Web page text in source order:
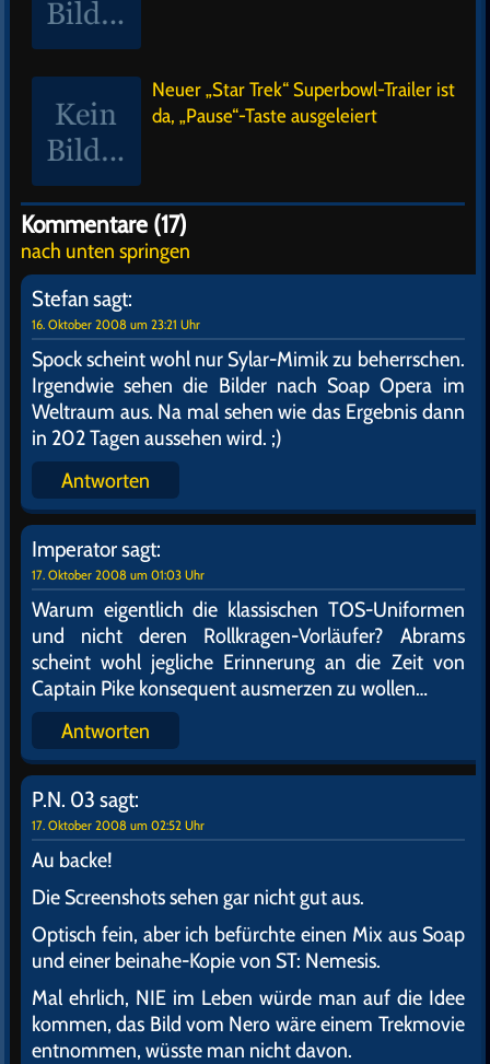
Neuer „Star Trek“ Superbowl-Trailer ist
da, „Pause“-Taste ausgeleiert
Kommentare (17)
nach unten springen
Stefansagt:
16. Oktober 2008 um 23:21 Uhr
Spock scheint wohl nur Sylar-Mimik zu beherrschen.
Irgendwie sehen die Bilder nach Soap Opera im
Weltraum aus. Na mal sehen wie das Ergebnis dann
in 202 Tagen aussehen wird. ;)
Antworten
Imperatorsagt:
17. Oktober 2008 um 01:03 Uhr
Warum eigentlich die klassischen TOS-Uniformen
und nicht deren Rollkragen-Vorläufer? Abrams
scheint wohl jegliche Erinnerung an die Zeit von
Captain Pike konsequent ausmerzen zu wollen…
Antworten
P.N. 03 sagt:
17. Oktober 2008 um 02:52 Uhr
Au backe!
Die Screenshots sehen gar nicht gut aus.
Optisch fein, aber ich befürchte einen Mix aus Soap
und einer beinahe-Kopie von ST: Nemesis.
Mal ehrlich, NIE im Leben würde man auf die Idee
kommen, das Bild vom Nero wäre einem Trekmovie
entnommen, wüsste man nicht davon.